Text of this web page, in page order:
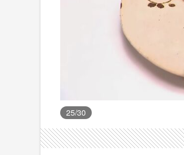
25/30